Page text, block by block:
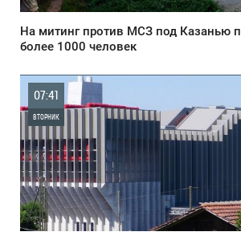
На митинг против МСЗ под Казанью
более 1000 человек
07:41
ВТОРНИК
0
1 046